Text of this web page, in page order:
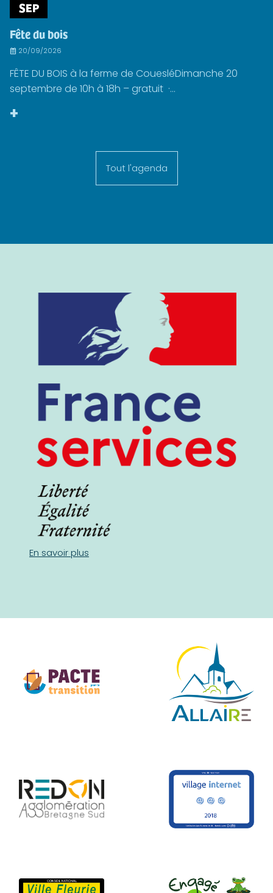
SEP
Fête du bois
20/09/2026
FÊTE DU BOIS à la ferme de CouesléDimanche 20
septembre de 10h à 18h – gratuit ·...
+
Tout l'agenda
En savoir plus